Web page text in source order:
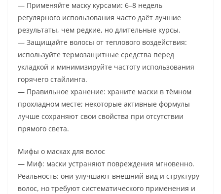
— Применяйте маску курсами: 6–8 недель
регулярного использования часто даёт лучшие
результаты, чем редкие, но длительные курсы.
— Защищайте волосы от теплового воздействия:
используйте термозащитные средства перед
укладкой и минимизируйте частоту использования
горячего стайлинга.
— Правильное хранение: храните маски в тёмном
прохладном месте; некоторые активные формулы
лучше сохраняют свои свойства при отсутствии
прямого света.
Мифы о масках для волос
— Миф: маски устраняют повреждения мгновенно.
Реальность: они улучшают внешний вид и структуру
волос, но требуют систематического применения и